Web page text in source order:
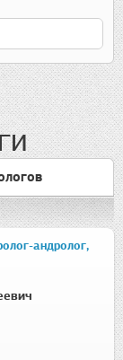
андролог,